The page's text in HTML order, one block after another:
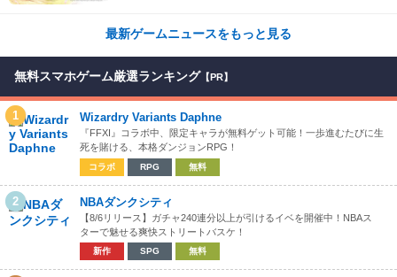
最新ゲームニュースをもっと見る
無料スマホゲーム厳選ランキング 【PR】
1 Wizardry Variants Daphne
『FFXI』コラボ中、限定キャラが無料ゲット可能！一歩進むたびに生
死を賭ける、本格ダンジョンRPG！
コラボ RPG 無料
2 NBAダンクシティ
【8/6リリース】ガチャ240連分以上が引けるイベを開催中！NBAス
ターで魅せる爽快ストリートバスケ！
新作 SPG 無料